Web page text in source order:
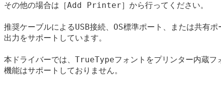
その他の場合は［Add Printer］から行ってください。
推奨ケーブルによるUSB接続、OS標準ポート、または共有ポ
出力をサポートしています。
本ドライバーでは、TrueTypeフォントをプリンター内蔵フ
機能はサポートしておりません。